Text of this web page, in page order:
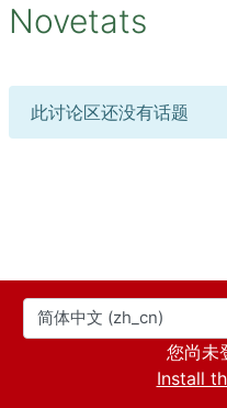
Novetats
此讨论区还没有话题
语言
您尚未
Install